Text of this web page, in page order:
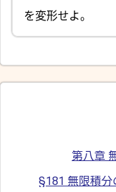
を変形せよ。
第八章
§181 無限積分